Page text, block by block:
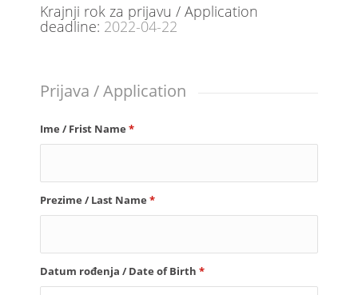
Krajnji rok za prijavu / Application
deadline: 2022-04-22
Prijava / Application
Ime / Frist Name *
Prezime / Last Name *
Datum rođenja / Date of Birth *